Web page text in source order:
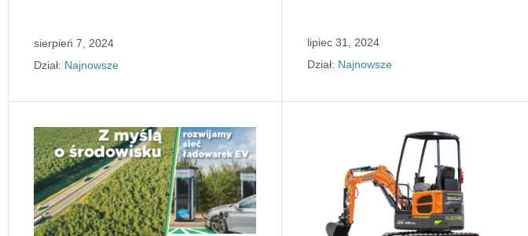
sierpień 7, 2024
Dział: Najnowsze
lipiec 31, 2024
Dział: Najnowsze